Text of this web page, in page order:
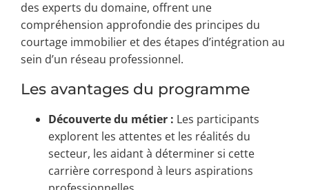
des experts du domaine, offrent une
compréhension approfondie des principes du
courtage immobilier et des étapes d’intégration au
sein d’un réseau professionnel.
Les avantages du programme
Découverte du métier : Les participants
explorent les attentes et les réalités du
secteur, les aidant à déterminer si cette
carrière correspond à leurs aspirations